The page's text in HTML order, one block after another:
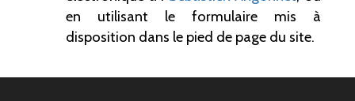
en utilisant le formulaire mis à
disposition dans le pied de page du site.